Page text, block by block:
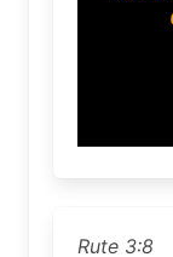
Rute 3:8